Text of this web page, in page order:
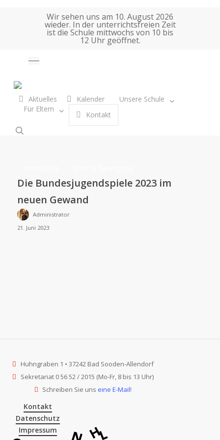
Wir sehen uns am 10. August 2026
wieder. In der unterrichtsfreien Zeit
ist die Schule mittwochs von 10 bis
12 Uhr geöffnet.
Auswahl
Aktuelles Kalender
Unsere Schule
Für Eltern
Kontakt
BJS
Bundesjugendspiele
im
neuen
Gewand
Die Bundesjugendspiele 2023 im
neuen Gewand
Administrator
21. Juni 2023
Huhngraben 1 • 37242 Bad Sooden-Allendorf
Sekretariat 0 56 52 / 2015 (Mo-Fr, 8 bis 13 Uhr)
Schreiben Sie uns eine E-Mail!
Kontakt
Datenschutz
Impressum
H
L